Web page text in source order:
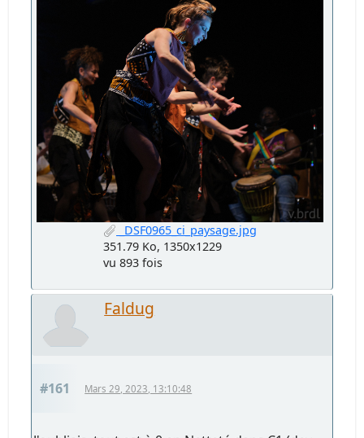
_DSF0965_ci_paysage.jpg
351.79 Ko, 1350x1229
vu 893 fois
Faldug
#161 Mars 29, 2023, 13:10:48